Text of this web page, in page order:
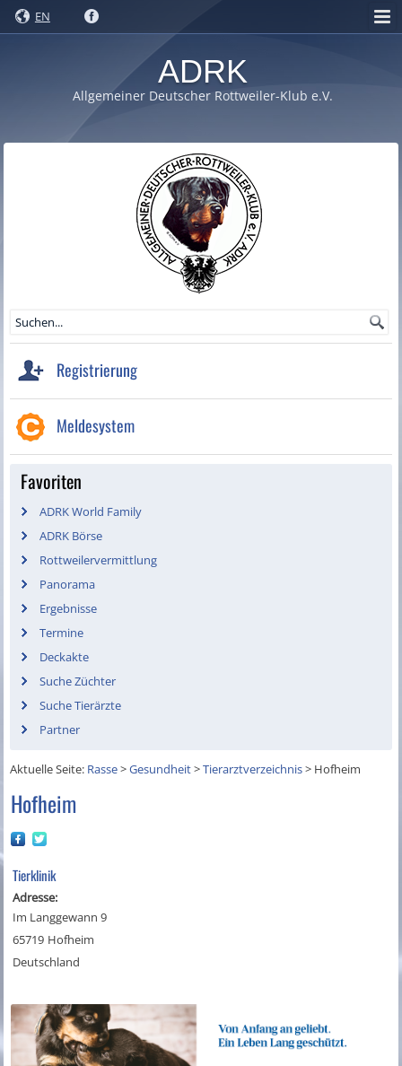
EN
ADRK
Allgemeiner Deutscher Rottweiler-Klub e.V.
Registrierung
Meldesystem
Favoriten
ADRK World Family
ADRK Börse
Rottweilervermittlung
Panorama
Ergebnisse
Termine
Deckakte
Suche Züchter
Suche Tierärzte
Partner
Aktuelle Seite: Rasse>Gesundheit>Tierarztverzeichnis> Hofheim
Hofheim
Tierklinik
Adresse:
Im Langgewann 9
65719 Hofheim
Deutschland